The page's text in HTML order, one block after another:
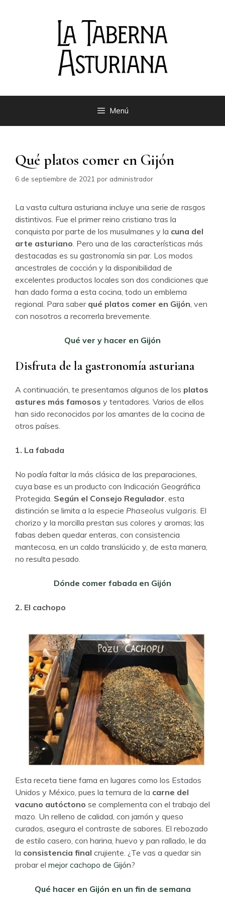
Menú
Qué platos comer en Gijón
6 de septiembre de 2021 por administrador
La vasta cultura asturiana incluye una serie de rasgos
distintivos. Fue el primer reino cristiano tras la
conquista por parte de los musulmanes y la cuna del
arte asturiano. Pero una de las características más
destacadas es su gastronomía sin par. Los modos
ancestrales de cocción y la disponibilidad de
excelentes productos locales son dos condiciones que
han dado forma a esta cocina, todo un emblema
regional. Para saber qué platos comer en Gijón, ven
con nosotros a recorrerla brevemente.
Qué ver y hacer en Gijón
Disfruta de la gastronomía asturiana
A continuación, te presentamos algunos de los platos
astures más famosos y tentadores. Varios de ellos
han sido reconocidos por los amantes de la cocina de
otros países.
1. La fabada
No podía faltar la más clásica de las preparaciones,
cuya base es un producto con Indicación Geográfica
Protegida. Según el Consejo Regulador, esta
distinción se limita a la especie Phaseolus vulgaris. El
chorizo y la morcilla prestan sus colores y aromas; las
fabas deben quedar enteras, con consistencia
mantecosa, en un caldo translúcido y, de esta manera,
no resulta pesado.
Dónde comer fabada en Gijón
2. El cachopo
Esta receta tiene fama en lugares como los Estados
Unidos y México, pues la ternura de la carne del
vacuno autóctono se complementa con el trabajo del
mazo. Un relleno de calidad, con jamón y queso
curados, asegura el contraste de sabores. El rebozado
de estilo casero, con harina, huevo y pan rallado, le da
la consistencia final crujiente. ¿Te vas a quedar sin
probar el mejor cachopo de Gijón?
Qué hacer en Gijón en un fin de semana